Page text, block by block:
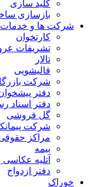
کلید سازی
بازسازی
شرکت ها و خدمات
کارتخوان
تشریفات
تالار
قالیشویی
شرکت
دفتر
دفتر اسناد
گل فروشی
شرکت
مراکز
بیمه
آتلیه عکاسی
دفتر ازدواج
خوراک